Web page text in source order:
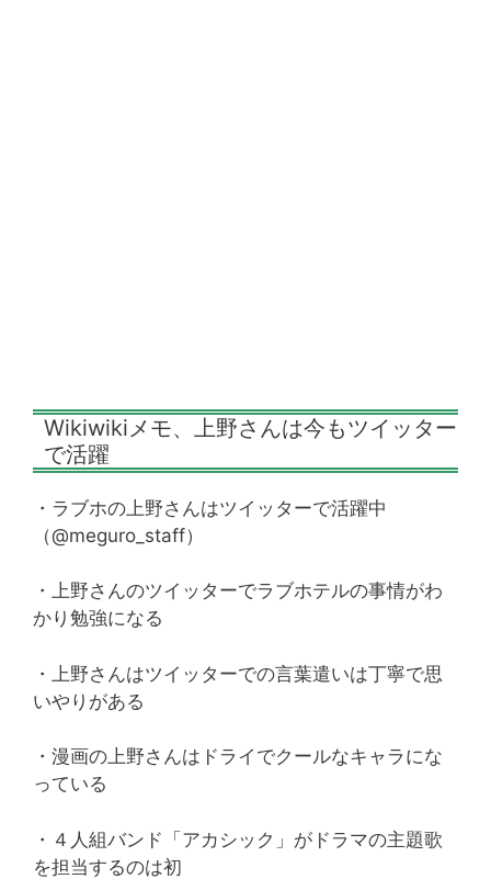
Wikiwikiメモ、上野さんは今もツイッター
で活躍
・ラブホの上野さんはツイッターで活躍中
（@meguro_staff）
・上野さんのツイッターでラブホテルの事情がわ
かり勉強になる
・上野さんはツイッターでの言葉遣いは丁寧で思
いやりがある
・漫画の上野さんはドライでクールなキャラにな
っている
・４人組バンド「アカシック」がドラマの主題歌
を担当するのは初